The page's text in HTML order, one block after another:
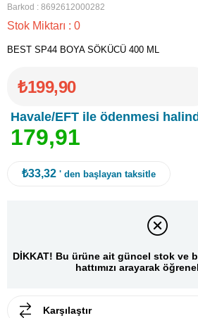
Barkod : 8692612000282
Stok Miktarı : 0
BEST SP44 BOYA SÖKÜCÜ 400 ML
₺199,90
Havale/EFT ile ödenmesi
179,91
₺33,32 ' den başlayan taksitle
DİKKAT! Bu ürüne ait güncel stok ve
hattımızı arayarak
Karşılaştır